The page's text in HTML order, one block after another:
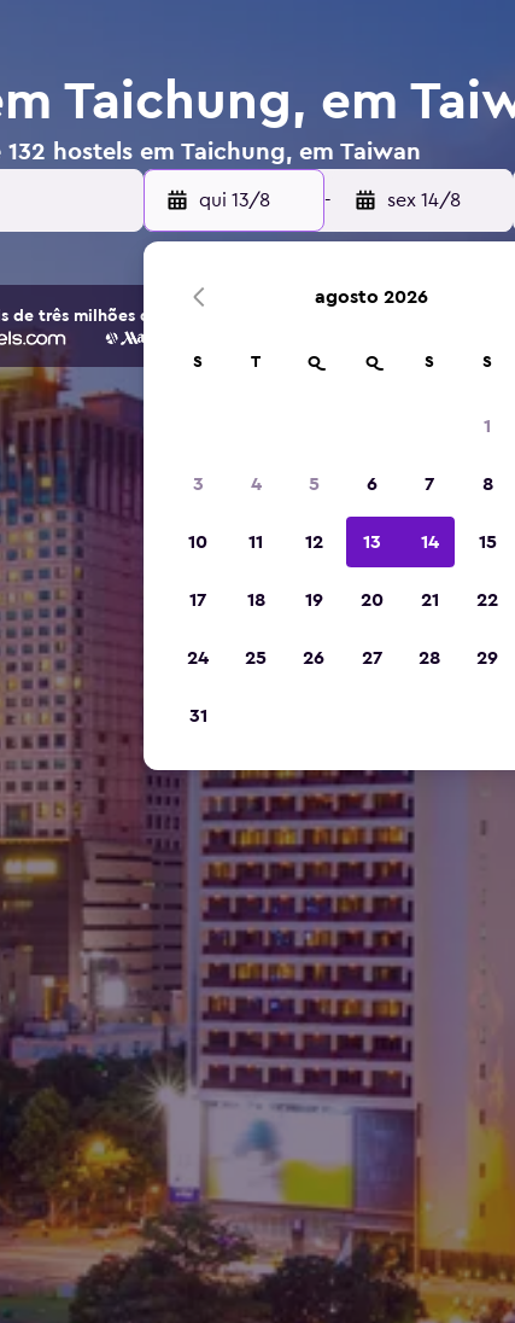
Taichung, em
hostels em Taichung, em Taiwan
qui 13/8 - sex 14/8
de três milhões de opções de hotéis e alojamento.
agosto 2026
S T Q Q S S
1
3 4 5 6 7 8
10 11 12 13 14 15
17 18 19 20 21 22
24 25 26 27 28 29
31